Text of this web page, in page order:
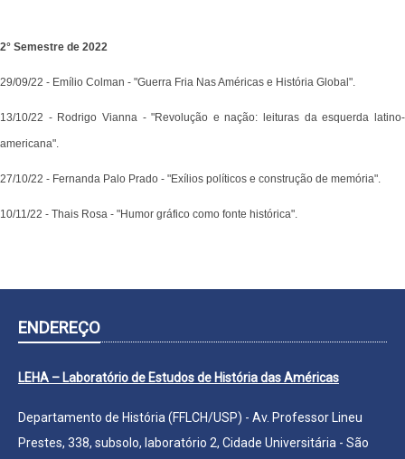
2° Semestre de 2022
29/09/22 - Emílio Colman - "Guerra Fria Nas Américas e História Global".
13/10/22 - Rodrigo Vianna - "Revolução e nação: leituras da esquerda latino-
americana".
27/10/22 - Fernanda Palo Prado - "Exílios políticos e construção de memória".
10/11/22 - Thais Rosa - "Humor gráfico como fonte histórica".
ENDEREÇO
LEHA – Laboratório de Estudos de História das Américas
Departamento de História (FFLCH/USP) - Av. Professor Lineu
Prestes, 338, subsolo, laboratório 2, Cidade Universitária - São